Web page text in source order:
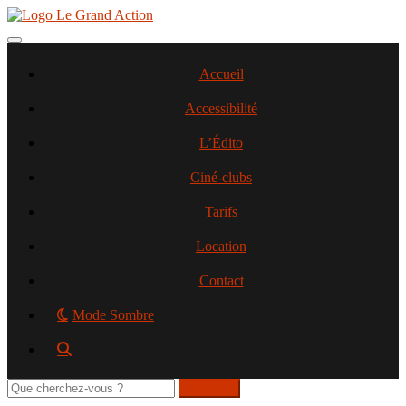
Aller
contenu
Toggle navigation
Accueil
Accessibilité
L’Édito
Ciné-clubs
Tarifs
Location
Contact
Mode Sombre
Rechercher
sur